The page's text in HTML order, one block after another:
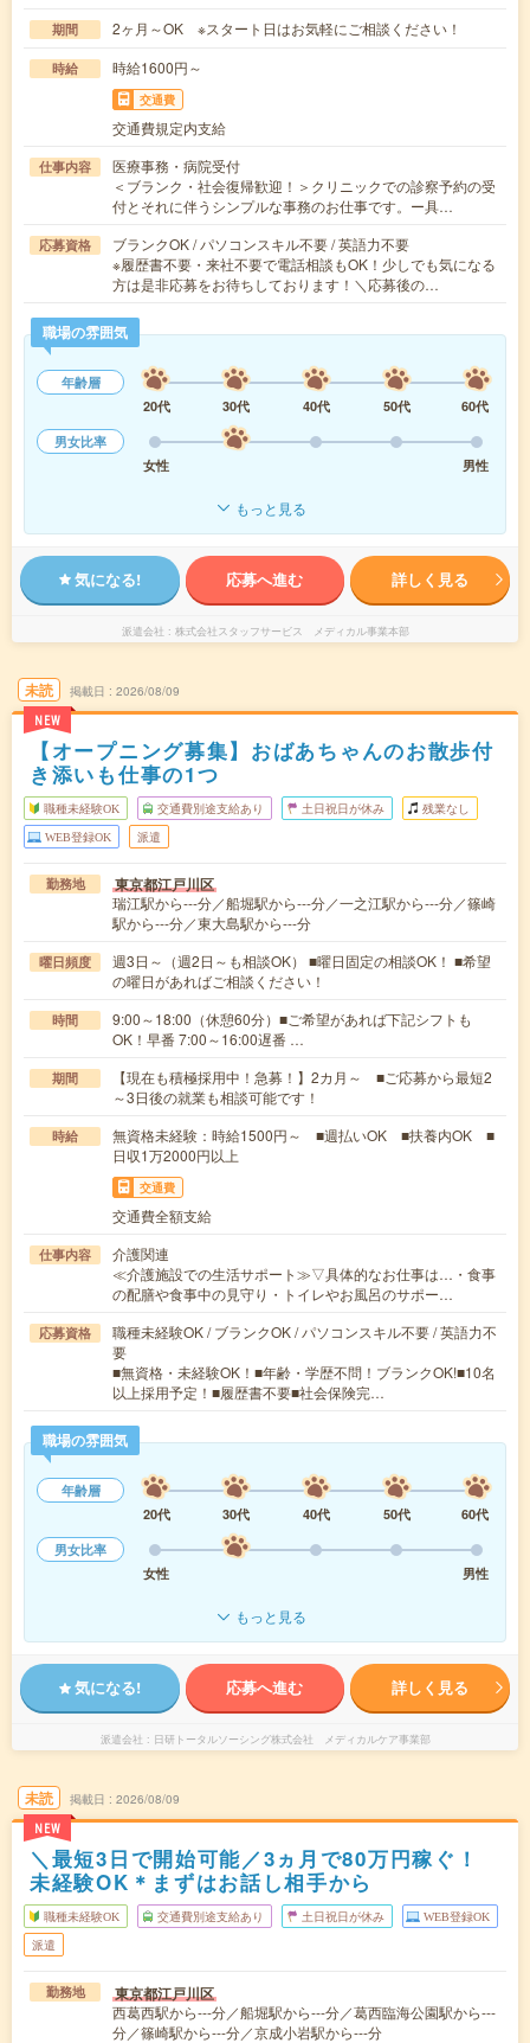
期間 2ヶ月～OK ※スタート日はお気軽にご相談ください！
時給 時給1600円～
交通費
交通費規定内支給
仕事内容
医療事務・病院受付
＜ブランク・社会復帰歓迎！＞クリニックでの診察予約の受
付とそれに伴うシンプルな事務のお仕事です。ー具…
応募資格
ブランクOK / パソコンスキル不要 / 英語力不要
※履歴書不要・来社不要で電話相談もOK！少しでも気になる
方は是非応募をお待ちしております！＼応募後の…
職場の雰囲気
年齢層
20代
30代 40代 50代
60代
男女比率
女性
男性
もっと見る
気になる! 応募へ進む 詳しく見る
派遣会社 株式会社スタッフサービス メディカル事業本部
未読
NEW
掲載日 2026/08/09
【オープニング募集】おばあちゃんのお散歩付
き添いも仕事の1つ
職種未経験OK 交通費別途支給あり 土日祝日が休み 残業なし
WEB登録OK 派遣
勤務地 東京都江戸川区
瑞江駅から---分／船堀駅から---分／一之江駅から---分／篠崎
駅から---分／東大島駅から---分
曜日頻度
週3日～（週2日～も相談OK） ■曜日固定の相談OK！ ■希望
の曜日があればご相談ください！
時間
9:00～18:00（休憩60分）■ご希望があれば下記シフトも
OK！早番 7:00～16:00遅番 …
期間
【現在も積極採用中！急募！】2カ月～ ■ご応募から最短2
～3日後の就業も相談可能です！
時給
無資格未経験：時給1500円～ ■週払いOK ■扶養内OK ■
日収1万2000円以上
交通費
交通費全額支給
仕事内容
介護関連
≪介護施設での生活サポート≫▽具体的なお仕事は…・食事
の配膳や食事中の見守り・トイレやお風呂のサポー…
応募資格
職種未経験OK / ブランクOK / パソコンスキル不要 / 英語力不
要
■無資格・未経験OK！■年齢・学歴不問！ブランクOK!■10名
以上採用予定！■履歴書不要■社会保険完…
職場の雰囲気
年齢層
20代
30代 40代 50代
60代
男女比率
女性
男性
もっと見る
気になる! 応募へ進む 詳しく見る
派遣会社 日研トータルソーシング株式会社 メディカルケア事業部
未読
NEW
掲載日 2026/08/09
＼最短3日で開始可能／3ヵ月で80万円稼ぐ！
未経験OK＊まずはお話し相手から
職種未経験OK 交通費別途支給あり 土日祝日が休み WEB登録OK
派遣
勤務地 東京都江戸川区
西葛西駅から---分／船堀駅から---分／葛西臨海公園駅から---
分／篠崎駅から---分／京成小岩駅から---分